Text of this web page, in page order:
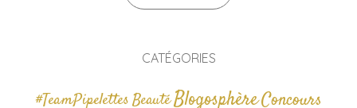
CATÉGORIES
#TeamPipelettesBeautéBlogosphèreConcours